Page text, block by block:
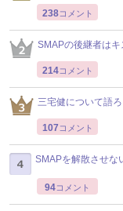
238コメント
SMAPの後継者は
214コメント
三宅健について語ろ
107コメント
SMAPを解散させな
94コメント